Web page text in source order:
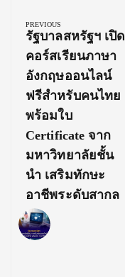
navigation
PREVIOUS
Previous
Post:
รัฐบาลสหรัฐฯ เปิด
คอร์สเรียนภาษา
อังกฤษออนไลน์
ฟรีสำหรับคนไทย
พร้อมใบ
Certificate จาก
มหาวิทยาลัยชั้น
นำ เสริมทักษะ
อาชีพระดับสากล